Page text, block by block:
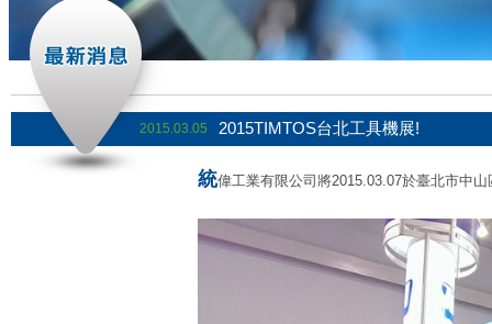
2015.03.05 2015TIMTOS台北工具機展!
統偉工業有限公司將2015.03.07於臺北市中